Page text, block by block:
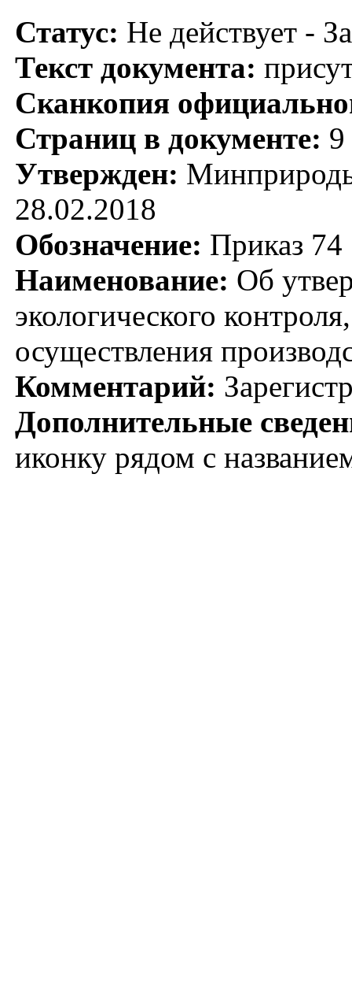
Статус: Не действует -
Текст документа:
Сканкопия
Страниц в документе: 9
Утвержден:
28.02.2018
Обозначение: Приказ 74
Наименование: Об
экологического
осуществления
Комментарий:
Дополнительные
иконку рядом с